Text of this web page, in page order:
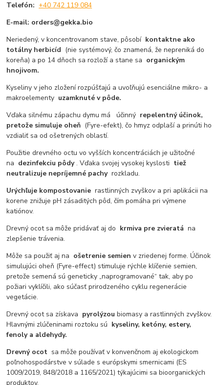
Telefón:+40 742 119 084
E-mail: orders@gekka.bio
Neriedený, v koncentrovanom stave, pôsobí kontaktne ako
totálny herbicíd (nie systémový, čo znamená, že nepreniká do
koreňa) a po 14 dňoch sa rozloží a stane sa organickým
hnojivom.
Kyseliny v jeho zložení rozpúšťajú a uvoľňujú esenciálne mikro- a
makroelementy uzamknuté v pôde.
Vďaka silnému zápachu dymu má účinný repelentný účinok,
pretože simuluje oheň (Fyre-efekt), čo hmyz odplaší a prinúti ho
vzdialiť sa od ošetrených oblastí.
Použitie drevného octu vo vyšších koncentráciách je užitočné
na dezinfekciu pôdy. Vďaka svojej vysokej kyslosti tiež
neutralizuje nepríjemné pachyrozkladu.
Urýchľuje kompostovanie rastlinných zvyškov a pri aplikácii na
korene znižuje pH zásaditých pôd, čím pomáha pri výmene
katiónov.
Drevný ocot sa môže pridávať aj do krmiva pre zvieratá na
zlepšenie trávenia.
Môže sa použiť aj na ošetrenie semien v zriedenej forme. Účinok
simulujúci oheň (Fyre-effect) stimuluje rýchle klíčenie semien,
pretože semená sú geneticky „naprogramované“ tak, aby po
požiari vyklíčili, ako súčasť prirodzeného cyklu regenerácie
vegetácie.
Drevný ocot sa získava pyrolýzou biomasy a rastlinných zvyškov.
Hlavnými zlúčeninami roztoku sú kyseliny, ketóny, estery,
fenoly a aldehydy.
Drevný ocot sa môže používať v konvenčnom aj ekologickom
poľnohospodárstve v súlade s európskymi smernicami (ES
1009/2019, 848/2018 a 1165/2021) týkajúcimi sa bioorganických
produktov.